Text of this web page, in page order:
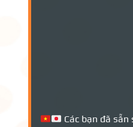
Các bạn đã